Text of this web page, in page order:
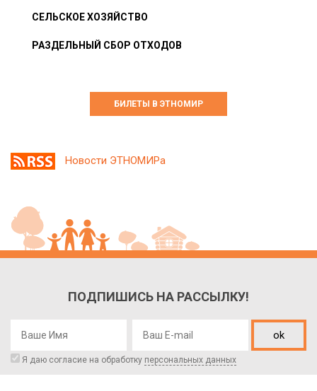
СЕЛЬСКОЕ ХОЗЯЙСТВО
РАЗДЕЛЬНЫЙ СБОР ОТХОДОВ
БИЛЕТЫ В ЭТНОМИР
Новости ЭТНОМИРа
ПОДПИШИСЬ НА РАССЫЛКУ!
ok
Я даю согласие на обработку персональных данных